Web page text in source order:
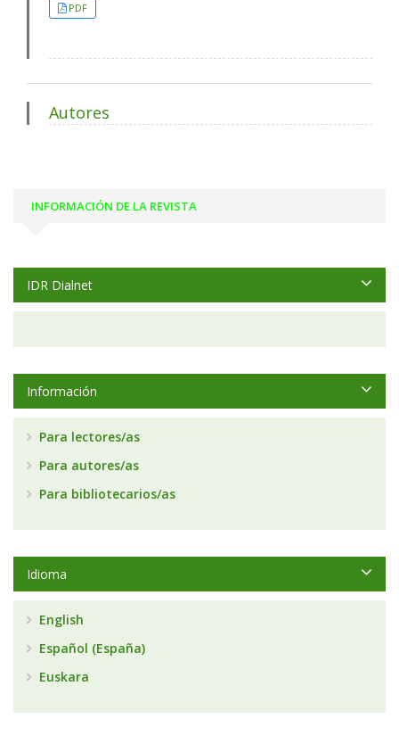
PDF
Autores
INFORMACIÓN DE LA REVISTA
IDR Dialnet
Información
Para lectores/as
Para autores/as
Para bibliotecarios/as
Idioma
English
Español (España)
Euskara